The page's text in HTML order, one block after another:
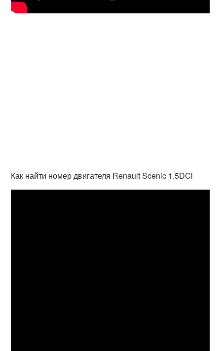
Как найти номер двигателя Renault Scenic 1.5DCi